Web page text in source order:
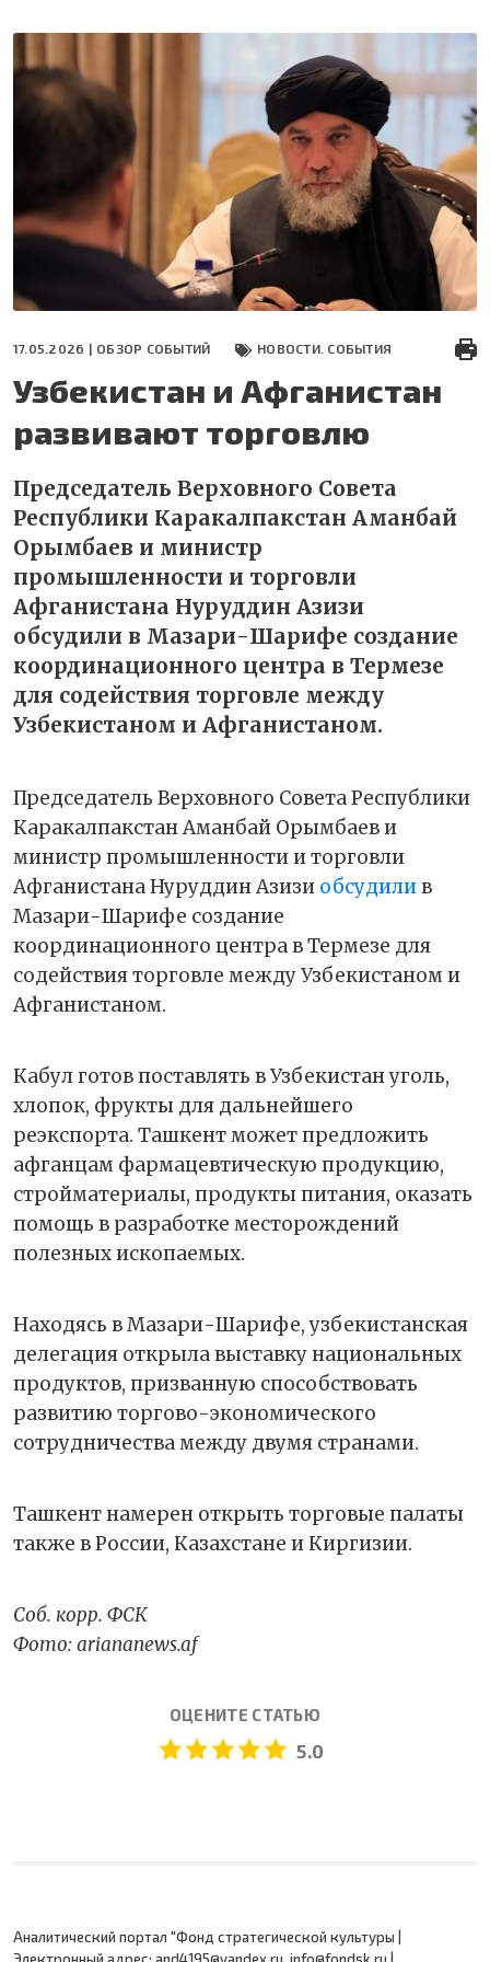
основному
содержанию
17.05.2026 | ОБЗОР СОБЫТИЙ НОВОСТИ. СОБЫТИЯ
Узбекистан и Афганистан
развивают торговлю
Председатель Верховного Совета
Республики Каракалпакстан Аманбай
Орымбаев и министр
промышленности и торговли
Афганистана Нуруддин Азизи
обсудили в Мазари-Шарифе создание
координационного центра в Термезе
для содействия торговле между
Узбекистаном и Афганистаном.
Председатель Верховного Совета Республики
Каракалпакстан Аманбай Орымбаев и
министр промышленности и торговли
Афганистана Нуруддин Азизи обсудилив
Мазари-Шарифе создание
координационного центра в Термезе для
содействия торговле между Узбекистаном и
Афганистаном.
Кабул готов поставлять в Узбекистан уголь,
хлопок, фрукты для дальнейшего
реэкспорта. Ташкент может предложить
афганцам фармацевтическую продукцию,
стройматериалы, продукты питания, оказать
помощь в разработке месторождений
полезных ископаемых.
Находясь в Мазари-Шарифе, узбекистанская
делегация открыла выставку национальных
продуктов, призванную способствовать
развитию торгово-экономического
сотрудничества между двумя странами.
Ташкент намерен открыть торговые палаты
также в России, Казахстане и Киргизии.
Соб. корр. ФСК
Фото: ariananews.af
ОЦЕНИТЕ СТАТЬЮ
5.0
Аналитический портал "Фонд стратегической культуры |